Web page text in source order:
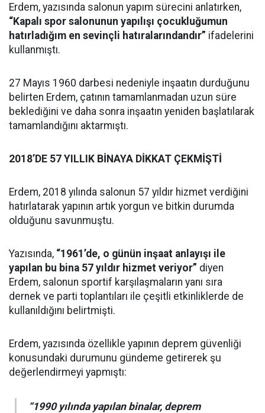
Erdem, yazısında salonun yapım sürecini anlatırken,
“Kapalı spor salonunun yapılışı çocukluğumun
hatırladığım en sevinçli hatıralarındandır” ifadelerini
kullanmıştı.
27 Mayıs 1960 darbesi nedeniyle inşaatın durduğunu
belirten Erdem, çatının tamamlanmadan uzun süre
beklediğini ve daha sonra inşaatın yeniden başlatılarak
tamamlandığını aktarmıştı.
2018’DE 57 YILLIK BİNAYA DİKKAT ÇEKMİŞTİ
Erdem, 2018 yılında salonun 57 yıldır hizmet verdiğini
hatırlatarak yapının artık yorgun ve bitkin durumda
olduğunu savunmuştu.
Yazısında, “1961’de, o günün inşaat anlayışı ile
yapılan bu bina 57 yıldır hizmet veriyor” diyen
Erdem, salonun sportif karşılaşmaların yanı sıra
dernek ve parti toplantıları ile çeşitli etkinliklerde de
kullanıldığını belirtmişti.
Erdem, yazısında özellikle yapının deprem güvenliği
konusundaki durumunu gündeme getirerek şu
değerlendirmeyi yapmıştı:
“1990 yılında yapılan binalar, deprem